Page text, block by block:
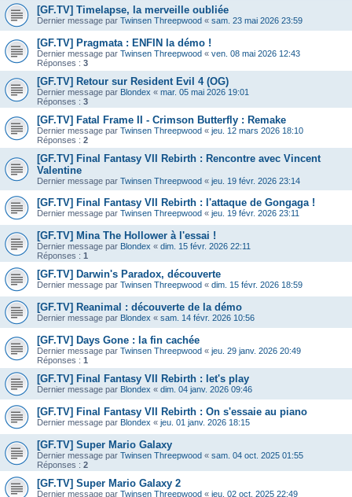
[GF.TV] Timelapse, la merveille oubliée
Dernier message par Twinsen Threepwood « sam. 23 mai 2026 23:59
[GF.TV] Pragmata : ENFIN la démo !
Dernier message par Twinsen Threepwood « ven. 08 mai 2026 12:43
Réponses : 3
[GF.TV] Retour sur Resident Evil 4 (OG)
Dernier message par Blondex « mar. 05 mai 2026 19:01
Réponses : 3
[GF.TV] Fatal Frame II - Crimson Butterfly : Remake
Dernier message par Twinsen Threepwood « jeu. 12 mars 2026 18:10
Réponses : 2
[GF.TV] Final Fantasy VII Rebirth : Rencontre avec Vincent
Valentine
Dernier message par Twinsen Threepwood « jeu. 19 févr. 2026 23:14
[GF.TV] Final Fantasy VII Rebirth : l'attaque de Gongaga !
Dernier message par Twinsen Threepwood « jeu. 19 févr. 2026 23:11
[GF.TV] Mina The Hollower à l'essai !
Dernier message par Blondex « dim. 15 févr. 2026 22:11
Réponses : 1
[GF.TV] Darwin's Paradox, découverte
Dernier message par Twinsen Threepwood « dim. 15 févr. 2026 18:59
[GF.TV] Reanimal : découverte de la démo
Dernier message par Blondex « sam. 14 févr. 2026 10:56
[GF.TV] Days Gone : la fin cachée
Dernier message par Twinsen Threepwood « jeu. 29 janv. 2026 20:49
Réponses : 1
[GF.TV] Final Fantasy VII Rebirth : let's play
Dernier message par Blondex « dim. 04 janv. 2026 09:46
[GF.TV] Final Fantasy VII Rebirth : On s'essaie au piano
Dernier message par Blondex « jeu. 01 janv. 2026 18:15
[GF.TV] Super Mario Galaxy
Dernier message par Twinsen Threepwood « sam. 04 oct. 2025 01:55
Réponses : 2
[GF.TV] Super Mario Galaxy 2
Dernier message par Twinsen Threepwood « jeu. 02 oct. 2025 22:49